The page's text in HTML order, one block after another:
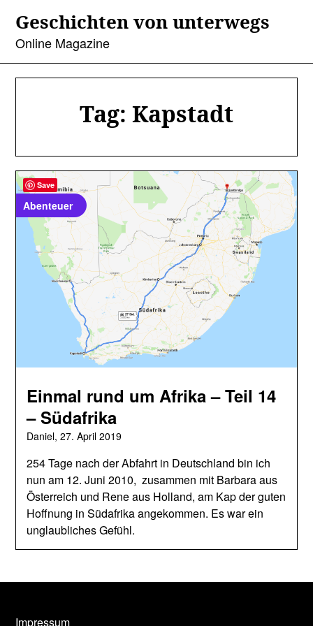
content
Geschichten von unterwegs
Online Magazine
Tag: Kapstadt
Abenteuer
Einmal rund um Afrika – Teil 14
– Südafrika
Daniel,27. April 2019
254 Tage nach der Abfahrt in Deutschland bin ich
nun am 12. Juni 2010, zusammen mit Barbara aus
Österreich und Rene aus Holland, am Kap der guten
Hoffnung in Südafrika angekommen. Es war ein
unglaubliches Gefühl.
Impressum
Save